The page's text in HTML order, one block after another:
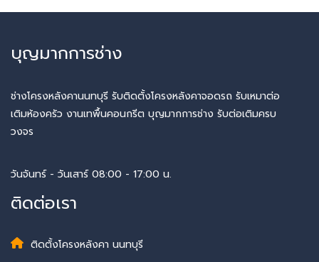
บุญมากการช่าง
ช่างโครงหลังคานนทบุรี รับติดตั้งโครงหลังคาจอดรถ รับเหมาต่อ
เติมห้องครัว งานเทพื้นคอนกรีต บุญมากการช่าง รับต่อเติมครบ
วงจร
วันจันทร์ - วันเสาร์ 08:00 - 17:00 น.
ติดต่อเรา
ติดตั้งโครงหลังคา นนทบุรี